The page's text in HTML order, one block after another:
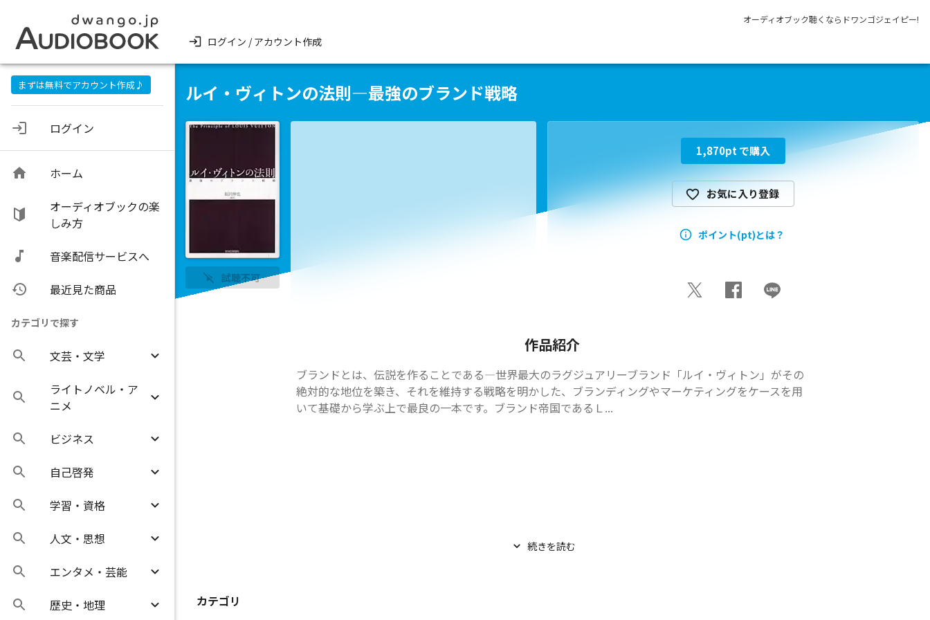
オーディオブック聴くならドワンゴジェイピー!
ログイン / アカウント作成
まずは無料でアカウント作成♪
ログイン
ホーム
オーディオブックの楽
しみ方
音楽配信サービスへ
最近見た商品
カテゴリで探す
文芸・文学
ライトノベル・ア
ニメ
ビジネス
自己啓発
学習・資格
人文・思想
エンタメ・芸能
歴史・地理
ルイ・ヴィトンの法則―最強のブランド戦略
試聴不可
1,870pt で購入
お気に入り登録
ポイント(pt)とは？
作品紹介
ブランドとは、伝説を作ることである―世界最大のラグジュアリーブランド「ルイ・ヴィトン」がその
絶対的な地位を築き、それを維持する戦略を明かした、ブランディングやマーケティングをケースを用
いて基礎から学ぶ上で最良の一本です。ブランド帝国であるＬ...
続きを読む
カテゴリ